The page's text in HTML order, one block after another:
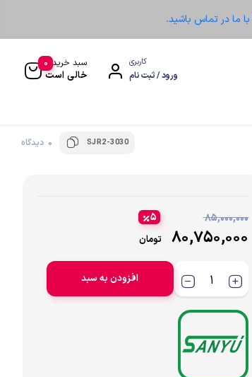
با ما در تماس باشید.
کاربری
ورود / ثبت نام
سبد خرید
خالی است
0
SJR2-3030 0 دیدگاه
۸۵,۰۰۰,۰۰۰
۸۰,۷۵۰,۰۰۰ تومان
۵
افزودن به سبد